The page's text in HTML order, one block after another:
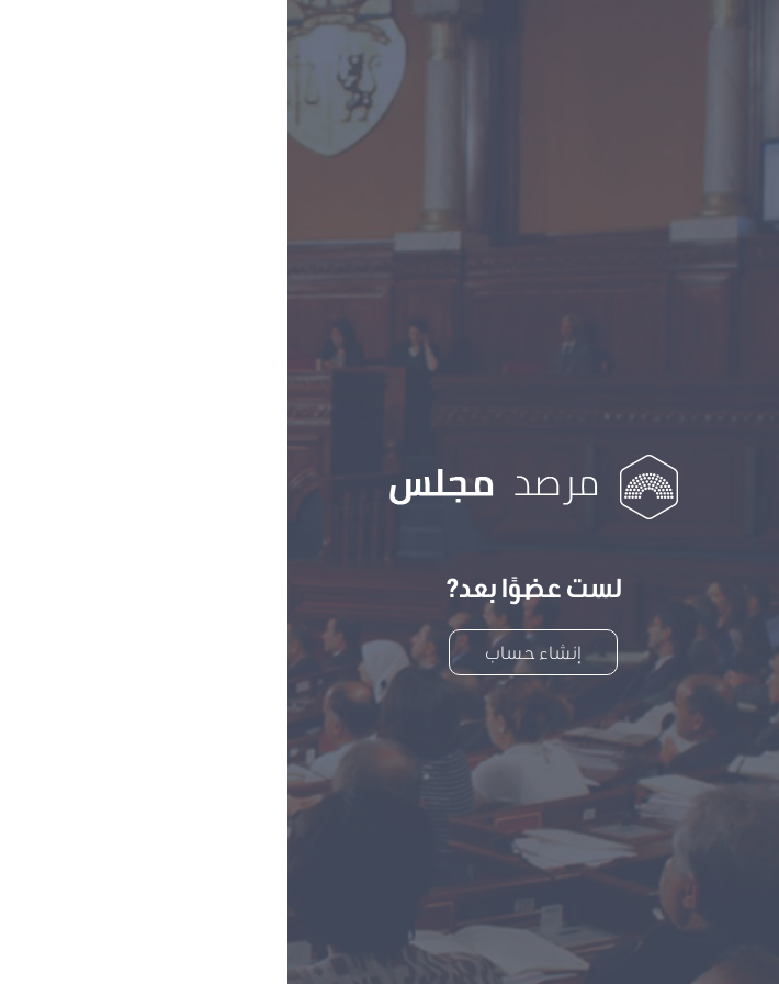
لست عضوًا بعد?
إنشاء حساب